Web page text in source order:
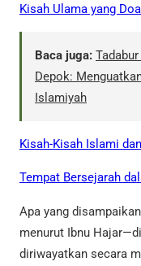
Kisah Ulama yang
Baca juga:
Depok:
Islamiyah
Kisah-Kisah Islami
Tempat Bersejarah
Apa yang
menurut Ibnu
diriwayatkan secara